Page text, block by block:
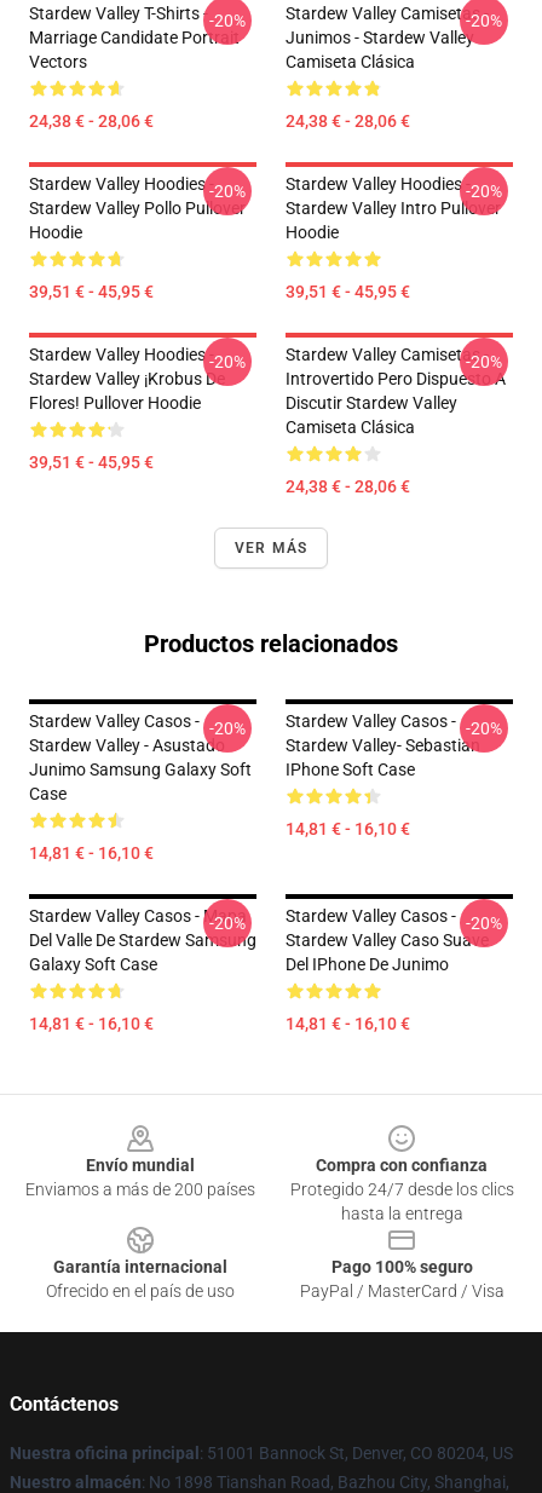
Stardew Valley T-Shirts -
Marriage Candidate Portrait
Vectors
24,38 € - 28,06 €
-20%
Stardew Valley Camisetas -
Junimos - Stardew Valley
Camiseta Clásica
24,38 € - 28,06 €
-20%
Stardew Valley Hoodies -
Stardew Valley Pollo Pullover
Hoodie
39,51 € - 45,95 €
-20%
Stardew Valley Hoodies -
Stardew Valley Intro Pullover
Hoodie
39,51 € - 45,95 €
-20%
Stardew Valley Hoodies -
Stardew Valley ¡Krobus De
Flores! Pullover Hoodie
39,51 € - 45,95 €
-20%
Stardew Valley Camisetas -
Introvertido Pero Dispuesto A
Discutir Stardew Valley
Camiseta Clásica
24,38 € - 28,06 €
-20%
VER MÁS
Productos relacionados
Stardew Valley Casos -
Stardew Valley - Asustado
Junimo Samsung Galaxy Soft
Case
14,81 € - 16,10 €
-20%
Stardew Valley Casos -
Stardew Valley- Sebastian
IPhone Soft Case
14,81 € - 16,10 €
-20%
Stardew Valley Casos - Mapa
Del Valle De Stardew Samsung
Galaxy Soft Case
14,81 € - 16,10 €
-20%
Stardew Valley Casos -
Stardew Valley Caso Suave
Del IPhone De Junimo
14,81 € - 16,10 €
-20%
Envío mundial
Enviamos a más de 200 países
Compra con confianza
Protegido 24/7 desde los clics
hasta la entrega
Garantía internacional
Ofrecido en el país de uso
Pago 100% seguro
PayPal / MasterCard / Visa
Contáctenos
Nuestra oficina principal : 51001 Bannock St, Denver, CO 80204, US
Nuestro almacén: No 1898 Tianshan Road, Bazhou City, Shanghai,